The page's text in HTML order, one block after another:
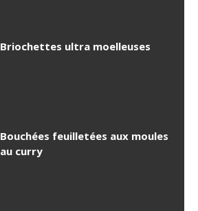
Briochettes ultra moelleuses
Bouchées feuilletées aux moules
au curry